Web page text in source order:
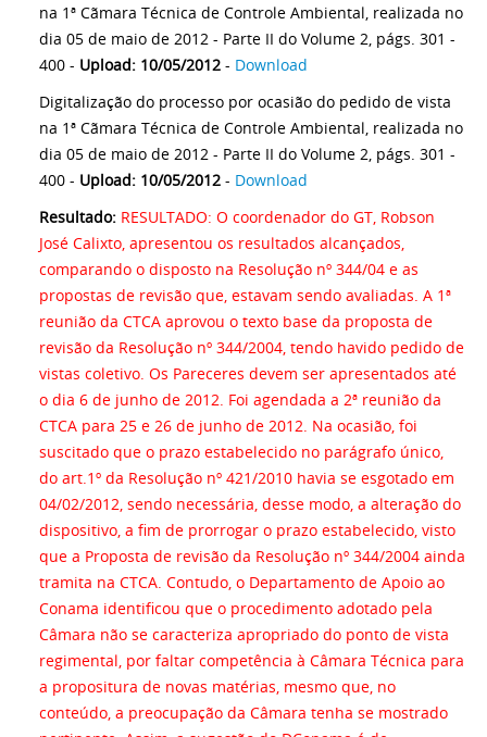
na 1ª Cãmara Técnica de Controle Ambiental, realizada no
dia 05 de maio de 2012 - Parte II do Volume 2, págs. 301 -
400 - Upload: 10/05/2012 - Download
Digitalização do processo por ocasião do pedido de vista
na 1ª Cãmara Técnica de Controle Ambiental, realizada no
dia 05 de maio de 2012 - Parte II do Volume 2, págs. 301 -
400 - Upload: 10/05/2012 - Download
Resultado: RESULTADO: O coordenador do GT, Robson
José Calixto, apresentou os resultados alcançados,
comparando o disposto na Resolução nº 344/04 e as
propostas de revisão que, estavam sendo avaliadas. A 1ª
reunião da CTCA aprovou o texto base da proposta de
revisão da Resolução nº 344/2004, tendo havido pedido de
vistas coletivo. Os Pareceres devem ser apresentados até
o dia 6 de junho de 2012. Foi agendada a 2ª reunião da
CTCA para 25 e 26 de junho de 2012. Na ocasião, foi
suscitado que o prazo estabelecido no parágrafo único,
do art.1º da Resolução nº 421/2010 havia se esgotado em
04/02/2012, sendo necessária, desse modo, a alteração do
dispositivo, a fim de prorrogar o prazo estabelecido, visto
que a Proposta de revisão da Resolução nº 344/2004 ainda
tramita na CTCA. Contudo, o Departamento de Apoio ao
Conama identificou que o procedimento adotado pela
Câmara não se caracteriza apropriado do ponto de vista
regimental, por faltar competência à Câmara Técnica para
a propositura de novas matérias, mesmo que, no
conteúdo, a preocupação da Câmara tenha se mostrado